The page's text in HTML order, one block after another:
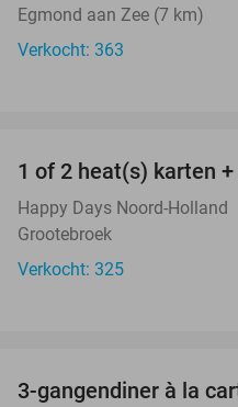
Egmond aan Zee (7 km)
Verkocht: 363
1 of 2 heat(s) karten
Happy Days Noord-Holland
Grootebroek
Verkocht: 325
3-gangendiner à la